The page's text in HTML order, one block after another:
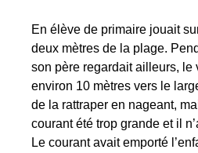
En élève de primaire jouait
deux mètres de la plage.
son père regardait ailleurs, le
environ 10 mètres vers le
de la rattraper en nageant,
courant été trop grande et il
Le courant avait emporté